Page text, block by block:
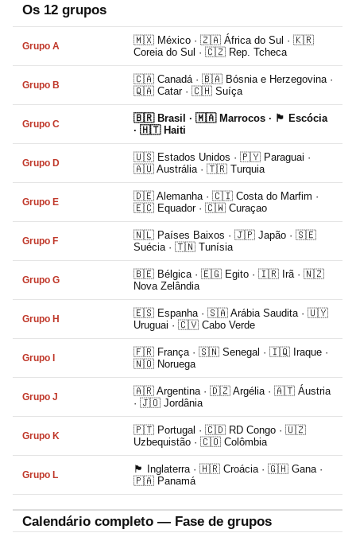
Os 12 grupos
Grupo A
🇲🇽 México · 🇿🇦 África do Sul · 🇰🇷
Coreia do Sul · 🇨🇿 Rep. Tcheca
Grupo B
🇨🇦 Canadá · 🇧🇦 Bósnia e Herzegovina ·
🇶🇦 Catar · 🇨🇭 Suíça
Grupo C
🇧🇷 Brasil · 🇲🇦 Marrocos · 🏴󠁧󠁢󠁳󠁣󠁴󠁿 Escócia
· 🇭🇹 Haiti
Grupo D
🇺🇸 Estados Unidos · 🇵🇾 Paraguai ·
🇦🇺 Austrália · 🇹🇷 Turquia
Grupo E
🇩🇪 Alemanha · 🇨🇮 Costa do Marfim ·
🇪🇨 Equador · 🇨🇼 Curaçao
Grupo F
🇳🇱 Países Baixos · 🇯🇵 Japão · 🇸🇪
Suécia · 🇹🇳 Tunísia
Grupo G
🇧🇪 Bélgica · 🇪🇬 Egito · 🇮🇷 Irã · 🇳🇿
Nova Zelândia
Grupo H
🇪🇸 Espanha · 🇸🇦 Arábia Saudita · 🇺🇾
Uruguai · 🇨🇻 Cabo Verde
Grupo I
🇫🇷 França · 🇸🇳 Senegal · 🇮🇶 Iraque ·
🇳🇴 Noruega
Grupo J
🇦🇷 Argentina · 🇩🇿 Argélia · 🇦🇹 Áustria
· 🇯🇴 Jordânia
Grupo K
🇵🇹 Portugal · 🇨🇩 RD Congo · 🇺🇿
Uzbequistão · 🇨🇴 Colômbia
Grupo L
🏴󠁧󠁢󠁥󠁮󠁧󠁿 Inglaterra · 🇭🇷 Croácia · 🇬🇭 Gana ·
🇵🇦 Panamá
Calendário completo — Fase de grupos